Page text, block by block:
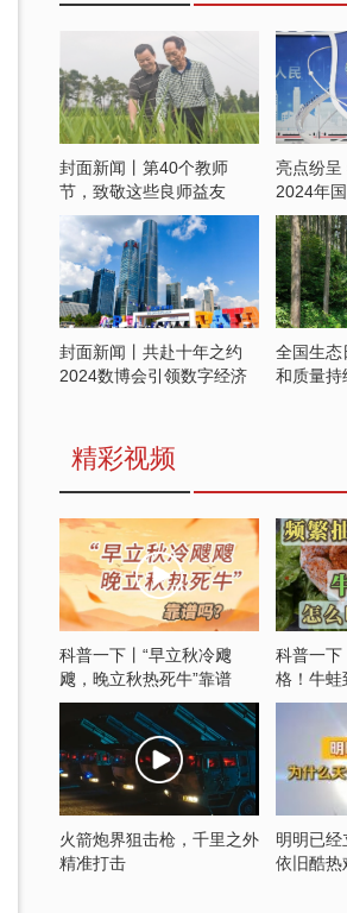
封面新闻丨第40个教师
节，致敬这些良师益友
亮点纷呈
2024年
周开启
封面新闻丨共赴十年之约
2024数博会引领数字经济
全国生态
和质量持
精彩视频
科普一下丨“早立秋冷飕
飕，晚立秋热死牛”靠谱
吗？
科普一下
格！牛蛙
全？
火箭炮界狙击枪，千里之外
精准打击
明明已
依旧酷热